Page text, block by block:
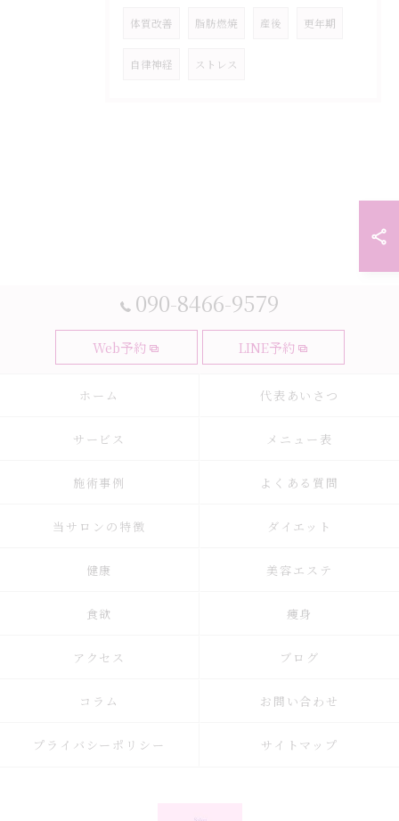
体質改善 脂肪燃焼 産後 更年期
自律神経 ストレス
090-8466-9579
Web予約 LINE予約
ホーム 代表あいさつ
サービス メニュー表
施術事例 よくある質問
当サロンの特徴 ダイエット
健康 美容エステ
食欲 痩身
アクセス ブログ
コラム お問い合わせ
プライバシーポリシー サイトマップ